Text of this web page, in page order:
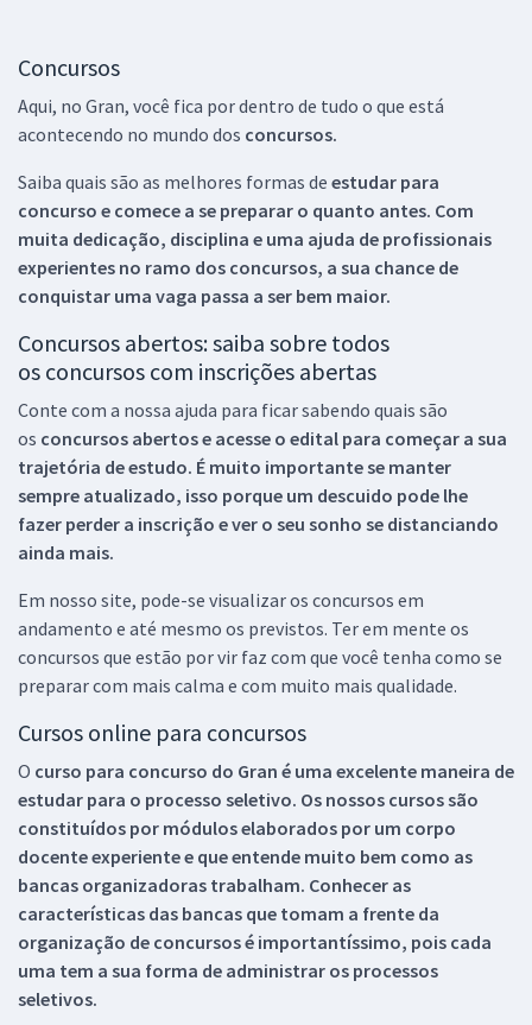
Concursos
Aqui, no Gran, você fica por dentro de tudo o que está
acontecendo no mundo dos concursos.
Saiba quais são as melhores formas de estudar para
concurso e comece a se preparar o quanto antes. Com
muita dedicação, disciplina e uma ajuda de profissionais
experientes no ramo dos concursos, a sua chance de
conquistar uma vaga passa a ser bem maior.
Concursos abertos: saiba sobre todos
os concursos com inscrições abertas
Conte com a nossa ajuda para ficar sabendo quais são
os concursos abertos e acesse o edital para começar a sua
trajetória de estudo. É muito importante se manter
sempre atualizado, isso porque um descuido pode lhe
fazer perder a inscrição e ver o seu sonho se distanciando
ainda mais.
Em nosso site, pode-se visualizar os concursos em
andamento e até mesmo os previstos. Ter em mente os
concursos que estão por vir faz com que você tenha como se
preparar com mais calma e com muito mais qualidade.
Cursos online para concursos
O curso para concurso do Gran é uma excelente maneira de
estudar para o processo seletivo. Os nossos cursos são
constituídos por módulos elaborados por um corpo
docente experiente e que entende muito bem como as
bancas organizadoras trabalham. Conhecer as
características das bancas que tomam a frente da
organização de concursos é importantíssimo, pois cada
uma tem a sua forma de administrar os processos
seletivos.